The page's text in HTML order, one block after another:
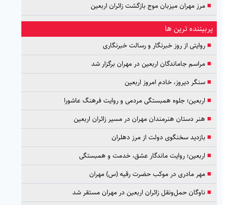
■مرز مهران میزبان موج بازگشت زائران اربعین
پربیننده ترین ها
■روایتی از روز خبرنگار و رسالت خبرنگاری
■مراسم جاماندگان اربعین در مهران برگزار شد
■سنگر دیروز، خادم امروز اربعین
■ اربعین؛ جلوه همبستگی مردمی و روایت فرهنگ عاشورا
■ هنر دستان هنرمندان مهران در مسیر زائران اربعین
■بازدید سخنگوی دولت از مرز دهلران
■ اربعین؛ روایت ماندگار عشق، خدمت و همبستگی
■مهر مادری در موکب حضرت رقیه (س) مهران
■ناوگان حمل‌ونقل زائران اربعین در مهران مستقر شد